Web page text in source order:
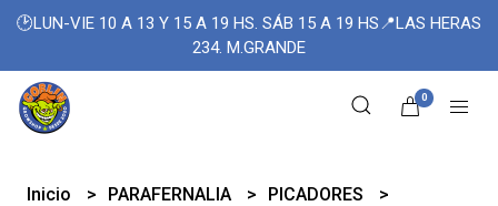
🕑LUN-VIE 10 A 13 Y 15 A 19 HS. SÁB 15 A 19 HS📍LAS HERAS
234. M.GRANDE
0
Inicio PARAFERNALIA
PICADORES